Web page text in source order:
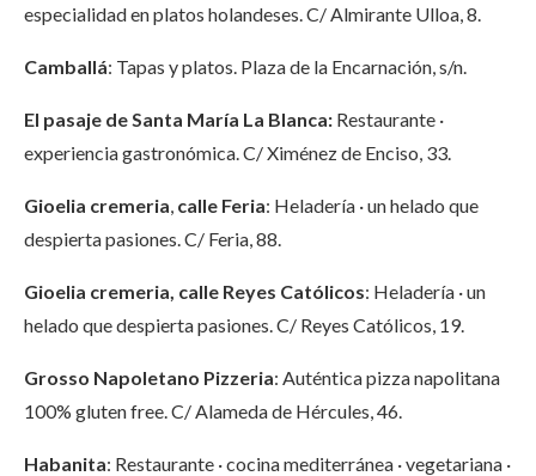
especialidad en platos holandeses. C/ Almirante Ulloa, 8.
Camballá: Tapas y platos. Plaza de la Encarnación, s/n.
El pasaje de Santa María La Blanca: Restaurante ·
experiencia gastronómica. C/ Ximénez de Enciso, 33.
Gioelia cremeria calle Feria: Heladería · un helado que
despierta pasiones. C/ Feria, 88.
Gioelia cremeria, calle Reyes Católicos: Heladería · un
helado que despierta pasiones. C/ Reyes Católicos, 19.
Grosso Napoletano Pizzeria: Auténtica pizza napolitana
100% gluten free. C/ Alameda de Hércules, 46.
Habanita: Restaurante · cocina mediterránea · vegetariana ·